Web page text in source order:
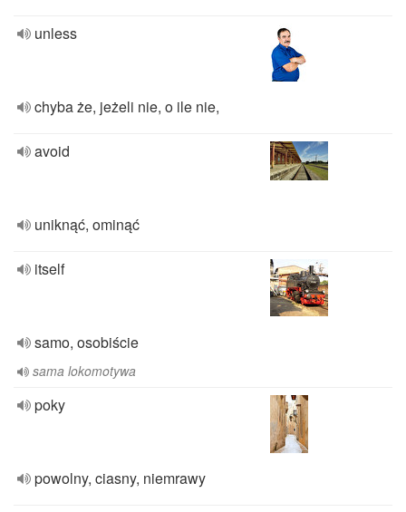
unless
chyba że, jeżeli nie, o ile nie,
avoid
uniknąć, ominąć
itself
samo, osobiście
sama lokomotywa
poky
powolny, ciasny, niemrawy